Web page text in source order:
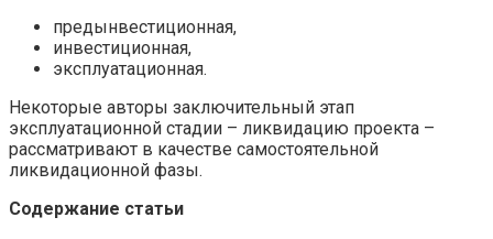
предынвестиционная,
инвестиционная,
эксплуатационная.
Некоторые авторы заключительный этап
эксплуатационной стадии – ликвидацию проекта –
рассматривают в качестве самостоятельной
ликвидационной фазы.
Содержание статьи